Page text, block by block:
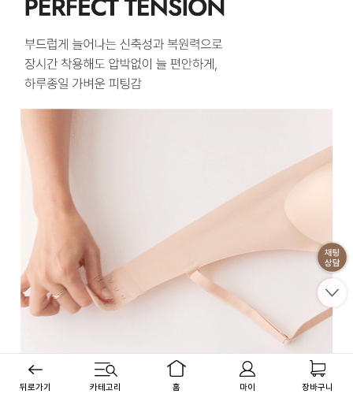
뒤로가기 카테고리 홈 마이 장바구니